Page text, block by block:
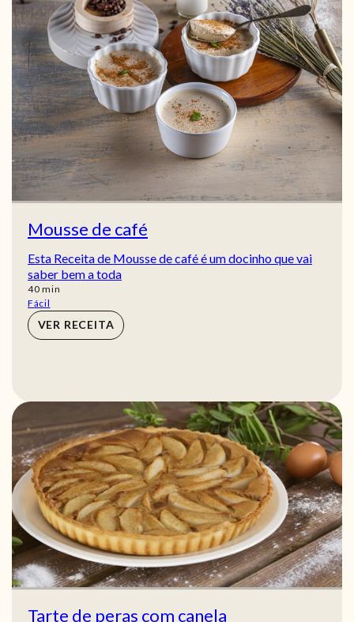
Mousse de café
Esta Receita de Mousse de café é um docinho que vai
saber bem a toda
40min
min
Fácil
VER RECEITA
Tarte de peras com canela